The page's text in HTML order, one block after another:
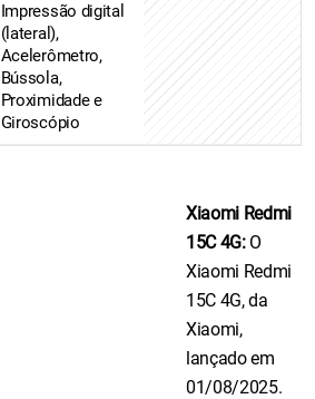
Impressão digital
(lateral),
Acelerômetro,
Bússola,
Proximidade e
Giroscópio
Xiaomi Redmi
15C 4G:O
Xiaomi Redmi
15C 4G, da
Xiaomi,
lançado em
01/08/2025.